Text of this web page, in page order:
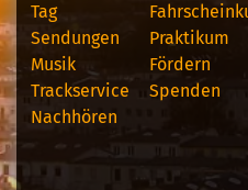
Tag
Sendungen
Musik
Trackservice
Nachhören
Praktikum
Fördern
Spenden